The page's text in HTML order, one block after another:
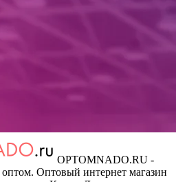
OPTOMNADO.RU -
Оптовый интернет магазин